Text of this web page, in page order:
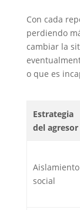
Con cada
perdiendo
cambiar la
o que es
Estrategia
del agresor
Aislamiento
social